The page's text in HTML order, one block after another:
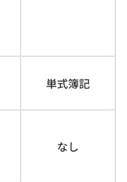
単式簿記
なし